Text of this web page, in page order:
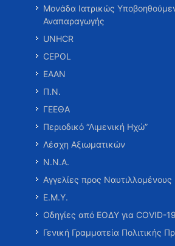
Μονάδα Ιατρικώς
Αναπαραγωγής
UNHCR
CEPOL
ΕΑΑΝ
Π.Ν.
ΓΕΕΘΑ
Περιοδικό “Λιμενική Ηχώ”
Λέσχη Αξιωματικών
Ν.Ν.Α.
Αγγελίες προς Ναυτιλλομένους
Ε.Μ.Υ.
Οδηγίες από ΕΟΔΥ για COVID-19
Γενική Γραμματεία Πολιτικής